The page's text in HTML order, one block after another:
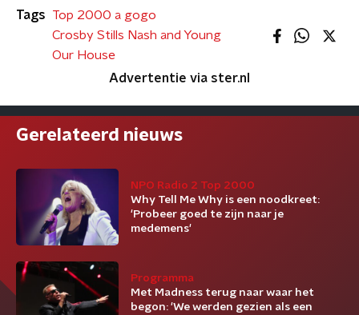
Tags
Top 2000 a gogo
Crosby Stills Nash and Young
Our House
Advertentie via ster.nl
Gerelateerd nieuws
NPO Radio 2 Top 2000
Why Tell Me Why is een noodkreet:
'Probeer goed te zijn naar je
medemens'
Programma
Met Madness terug naar waar het
begon: 'We werden gezien als een